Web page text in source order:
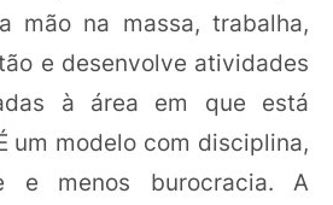
mão na massa, trabalha,
e desenvolve atividades
à área em que está
um modelo com disciplina,
e menos burocracia. A